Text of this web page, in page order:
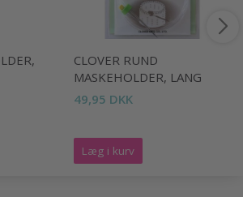
CLOVER RUND
MASKEHOLDER, LANG
49,95 DKK
Læg i kurv